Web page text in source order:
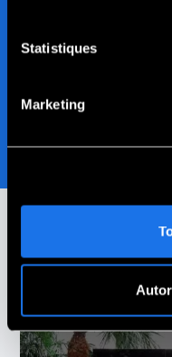
Statistiques
Marketing
Nos